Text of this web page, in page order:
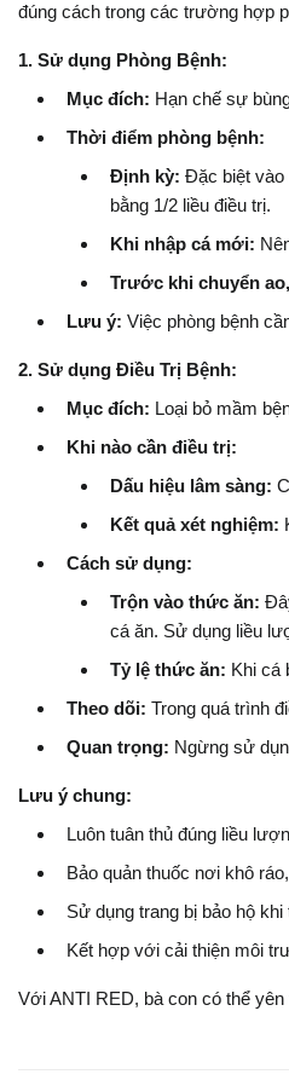
đúng cách trong các trường hợp
1. Sử dụng Phòng Bệnh:
Mục đích: Hạn chế sự
Thời điểm phòng bệnh:
Định kỳ: Đặc biệt vào
bằng 1/2 liều điều trị.
Khi nhập cá mới:
Trước khi chuyển
Lưu ý: Việc phòng bệnh
2. Sử dụng Điều Trị Bệnh:
Mục đích: Loại bỏ mầm
Khi nào cần điều trị:
Dấu hiệu lâm sàng:
Kết quả xét nghiệm:
Cách sử dụng:
Trộn vào thức ăn:
cá ăn. Sử dụng liều
Tỷ lệ thức ăn: Khi cá
Theo dõi: Trong quá trình
Quan trọng: Ngừng sử
Lưu ý chung:
Luôn tuân thủ đúng liều
Bảo quản thuốc nơi khô
Sử dụng trang bị bảo hộ
Kết hợp với cải thiện môi
Với ANTI RED, bà con có thể